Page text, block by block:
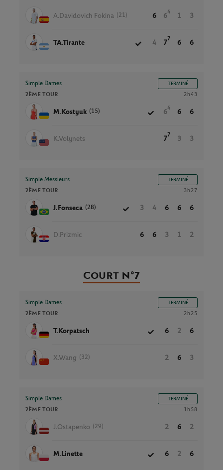
A.Davidovich Fokina (21) 6 6
4
1 3
TA.Tirante 4 7
7
6 6
Simple Dames TERMINÉ
2ÈME TOUR 2h43
M.Kostyuk (15) 6
4
6 6
K.Volynets 7
7
3 3
Simple Messieurs TERMINÉ
2ÈME TOUR 3h27
J.Fonseca (28) 3 4 6 6 6
D.Prizmic 6 6 3 1 2
Court N°7
Simple Dames TERMINÉ
2ÈME TOUR 2h25
T.Korpatsch 6 2 6
X.Wang (32) 2 6 3
Simple Dames TERMINÉ
2ÈME TOUR 1h58
J.Ostapenko (29) 2 6 2
M.Linette 6 2 6